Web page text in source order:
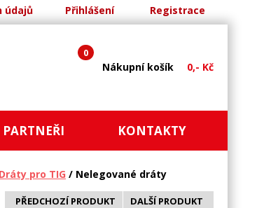
údajů Přihlášení Registrace
Nákupní košík 0,- Kč
0
PARTNEŘI KONTAKTY
Dráty pro TIG / Nelegované dráty
DALŠÍ PRODUKT
PŘEDCHOZÍ PRODUKT